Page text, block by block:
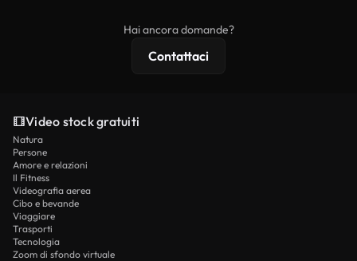
Hai ancora domande?
Contattaci
Video stock gratuiti
Natura
Persone
Amore e relazioni
Il Fitness
Videografia aerea
Cibo e bevande
Viaggiare
Trasporti
Tecnologia
Zoom di sfondo virtuale